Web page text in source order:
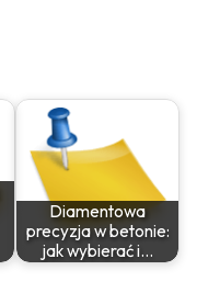
Diamentowa
precyzja w betonie:
jak wybierać i…